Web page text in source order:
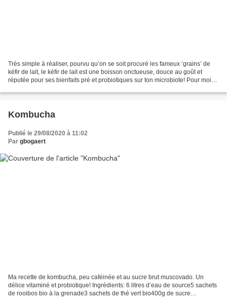
Très simple à réaliser, pourvu qu’on se soit procuré les fameux ‘grains’ de
kéfir de lait, le kéfir de lait est une boisson onctueuse, douce au goût et
réputée pour ses bienfaits pré et probiotiques sur ton microbiote! Pour moi
Kombucha
Publié le 29/08/2020 à 11:02
Par gbogaert
Ma recette de kombucha, peu caféinée et au sucre brut muscovado. Un
délice vitaminé et probiotique! Ingrédients: 6 litres d’eau de source5 sachets
de rooibos bio à la grenade3 sachets de thé vert bio400g de sucre